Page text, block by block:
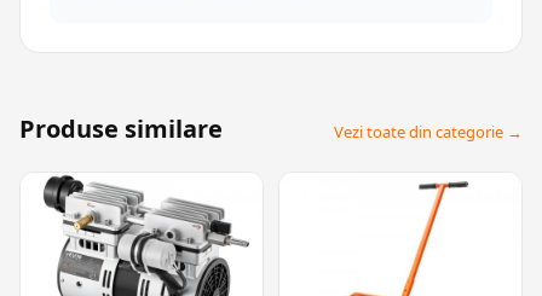
Produse similare Vezi toate din categorie →